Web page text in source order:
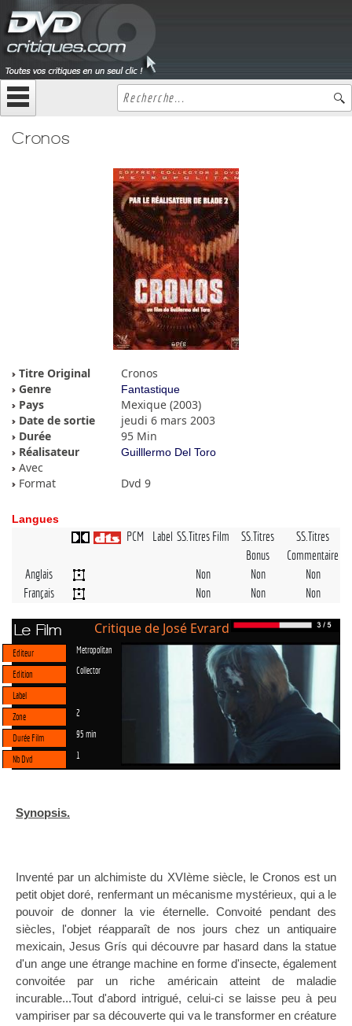
Cronos
Titre Original
Cronos
Genre
Fantastique
Pays
Mexique (2003)
Date de sortie
jeudi 6 mars 2003
Durée
95 Min
Réalisateur
Guilllermo Del Toro
Avec
Format
Dvd 9
Langues
PCM Label SS.Titres Film
SS.Titres
Bonus
SS.Titres
Commentaire
Anglais
Non Non
Non
Français
Non Non Non
Le Film Critique de José Evrard
Editeur Metropolitan
Edition Collector
Label
Zone
2
Durée Film 95 min
Nb Dvd 1
Synopsis.
Inventé par un alchimiste du XVIème siècle, le Cronos est un
petit objet doré, renfermant un mécanisme mystérieux, qui a le
pouvoir de donner la vie éternelle. Convoité pendant des
siècles, l'objet réapparaît de nos jours chez un antiquaire
mexicain, Jesus Grís qui découvre par hasard dans la statue
d'un ange une étrange machine en forme d'insecte, également
convoitée par un riche américain atteint de maladie
incurable...Tout d'abord intrigué, celui-ci se laisse peu à peu
vampiriser par sa découverte qui va le transformer en créature